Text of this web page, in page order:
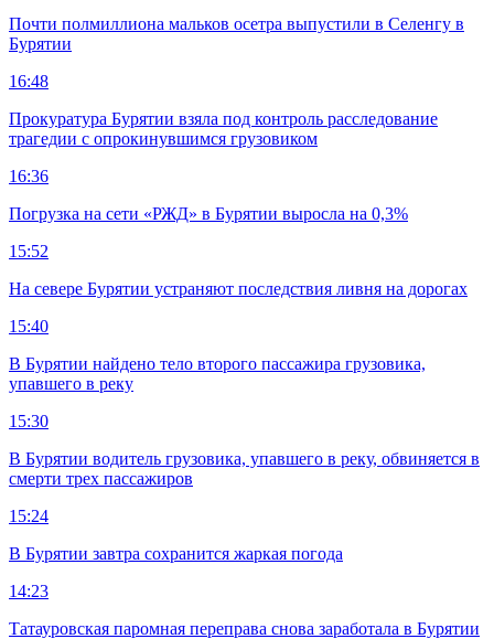
Почти полмиллиона мальков осетра выпустили в Селенгу в
Бурятии
16:48
Прокуратура Бурятии взяла под контроль расследование
трагедии с опрокинувшимся грузовиком
16:36
Погрузка на сети «РЖД» в Бурятии выросла на 0,3%
15:52
На севере Бурятии устраняют последствия ливня на дорогах
15:40
В Бурятии найдено тело второго пассажира грузовика,
упавшего в реку
15:30
В Бурятии водитель грузовика, упавшего в реку, обвиняется в
смерти трех пассажиров
15:24
В Бурятии завтра сохранится жаркая погода
14:23
Татауровская паромная переправа снова заработала в Бурятии